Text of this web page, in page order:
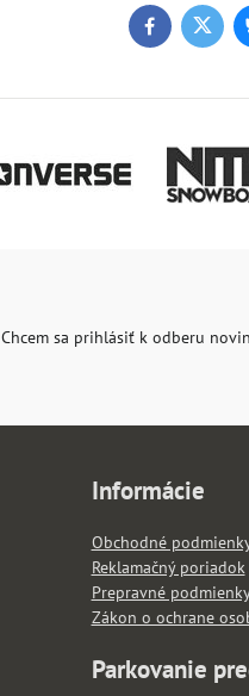
Facebook
Chcem sa prihlásiť k odberu
Informácie
Obchodné
Reklamačný poriadok
Prepravné
Zákon o ochrane
Parkovanie